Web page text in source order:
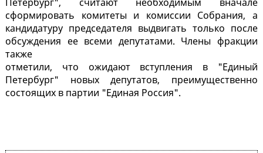
сформировать комитеты и комиссии Собрания, а
кандидатуру председателя выдвигать только после
обсуждения ее всеми депутатами. Члены фракции
также
отметили, что ожидают вступления в "Единый
Петербург" новых депутатов, преимущественно
состоящих в партии "Единая Россия".